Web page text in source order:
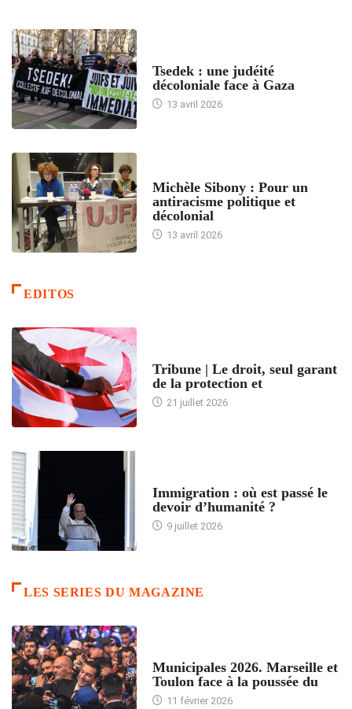
Tsedek : une judéité
décoloniale face à Gaza
13 avril 2026
Michèle Sibony : Pour un
antiracisme politique et
décolonial
13 avril 2026
EDITOS
Tribune | Le droit, seul garant
de la protection et
21 juillet 2026
Immigration : où est passé le
devoir d’humanité ?
9 juillet 2026
LES SERIES DU MAGAZINE
Municipales 2026. Marseille et
Toulon face à la poussée du
11 février 2026